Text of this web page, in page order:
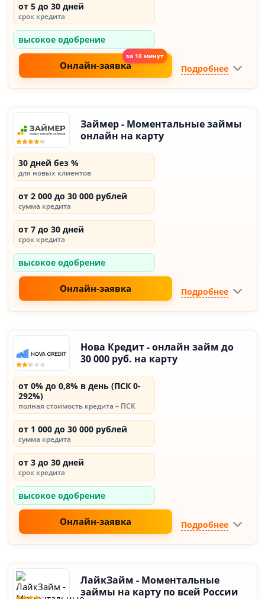
от 5 до 30 дней
срок кредита
высокое одобрение
Онлайн-заявка Подробнее
Займер - Моментальные займы
онлайн на карту
30 дней без %
для новых клиентов
от 2 000 до 30 000 рублей
сумма кредита
от 7 до 30 дней
срок кредита
высокое одобрение
Онлайн-заявка Подробнее
Нова Кредит - онлайн займ до
30 000 руб. на карту
от 0% до 0,8% в день (ПСК 0-
292%)
полная стоимость кредита – ПСК
от 1 000 до 30 000 рублей
сумма кредита
от 3 до 30 дней
срок кредита
высокое одобрение
Онлайн-заявка Подробнее
ЛайкЗайм - Моментальные
займы на карту по всей России